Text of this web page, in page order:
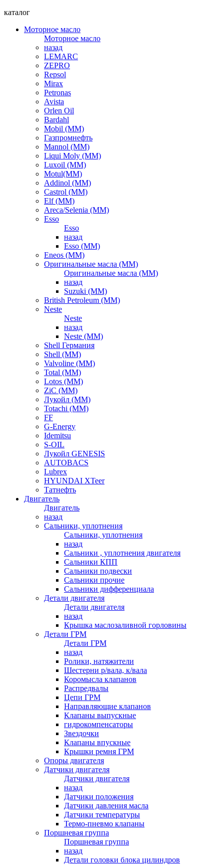
каталог
Моторное масло
Моторное масло
назад
LEMARC
ZEPRO
Repsol
Mirax
Petronas
Avista
Orlen Oil
Bardahl
Mobil (ММ)
Газпромнефть
Mannol (ММ)
Liqui Moly (ММ)
Luxoil (ММ)
Motul(ММ)
Addinol (ММ)
Castrol (ММ)
Elf (ММ)
Areca/Selenia (ММ)
Esso
Esso
назад
Esso (ММ)
Eneos (ММ)
Оригинальные масла (ММ)
Оригинальные масла (ММ)
назад
Suzuki (ММ)
British Petroleum (ММ)
Neste
Neste
назад
Neste (ММ)
Shell Германия
Shell (ММ)
Valvoline (ММ)
Total (ММ)
Lotos (ММ)
ZiC (ММ)
Лукойл (ММ)
Totachi (MM)
FF
G-Energy
Idemitsu
S-OIL
Лукойл GENESIS
AUTOBACS
Lubrex
HYUNDAI XTeer
Татнефть
Двигатель
Двигатель
назад
Сальники, уплотнения
Сальники, уплотнения
назад
Сальники , уплотнения двигателя
Сальники КПП
Сальники подвески
Сальники прочие
Сальники дифференциала
Детали двигателя
Детали двигателя
назад
Крышка маслозаливной горловины
Детали ГРМ
Детали ГРМ
назад
Ролики, натяжители
Шестерни р/вала, к/вала
Коромысла клапанов
Распредвалы
Цепи ГРМ
Направляющие клапанов
Клапаны выпускные
гидрокомпенсаторы
Звездочки
Клапаны впускные
Крышки ремня ГРМ
Опоры двигателя
Датчики двигателя
Датчики двигателя
назад
Датчики положения
Датчики давления масла
Датчики температуры
Термо-пневмо клапаны
Поршневая группа
Поршневая группа
назад
Детали головки блока цилиндров